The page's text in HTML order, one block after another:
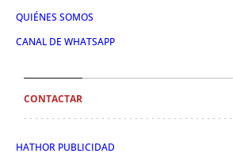
QUIÉNES SOMOS
CANAL DE WHATSAPP
CONTACTAR
HATHOR PUBLICIDAD